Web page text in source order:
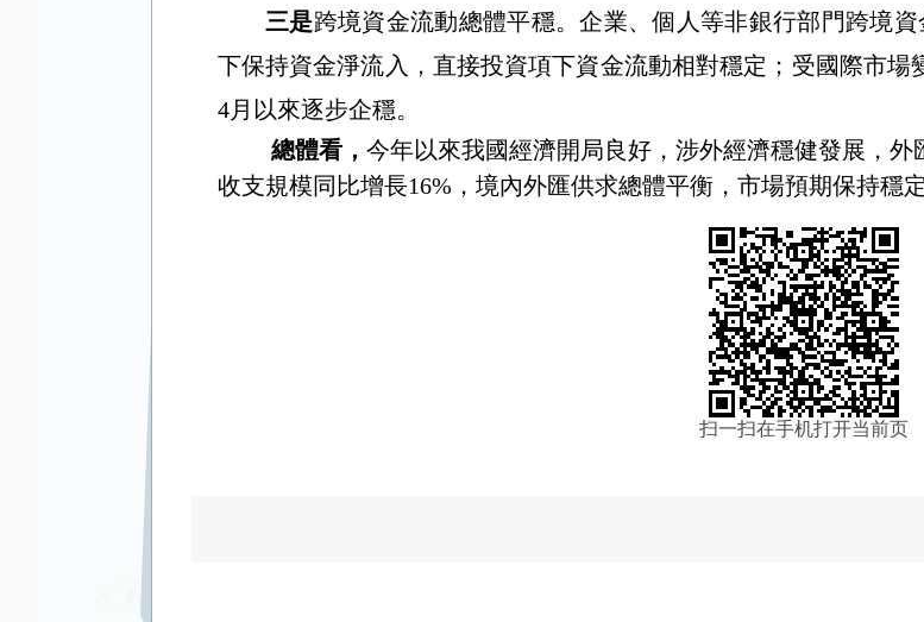
三是跨境資金流動總體平穩。企業、個人等非銀行部門跨境資
下保持資金淨流入，直接投資項下資金流動相對穩定；受國際市場
4月以來逐步企穩。
總體看， 今年以來我國經濟開局良好，涉外經濟穩健發展，
收支規模同比增長16% ，境內外匯供求總體平衡，市場預期保持穩定
扫一扫在手机打开当前页